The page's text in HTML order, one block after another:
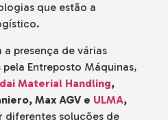
que estão a
presença de várias
pela Entreposto Máquinas,
Material Handling,
Max AGV e ULMA,
diferentes soluções de